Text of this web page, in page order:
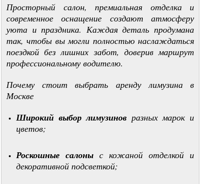
Просторный салон, премиальная отделка и
современное оснащение создают атмосферу
уюта и праздника. Каждая деталь продумана
так, чтобы вы могли полностью наслаждаться
поездкой без лишних забот, доверив маршрут
профессиональному водителю.
Почему стоит выбрать аренду лимузина в
Москве
Широкий выбор лимузинов разных марок и
цветов;
Роскошные салоны с кожаной отделкой и
декоративной подсветкой;